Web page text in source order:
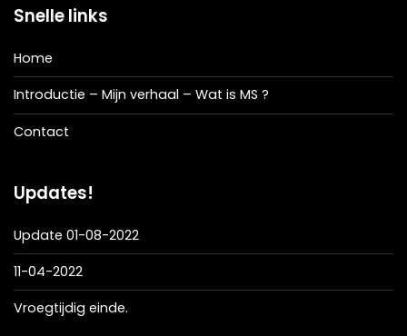
Snelle links
Home
Introductie – Mijn verhaal – Wat is MS ?
Contact
Updates!
Update 01-08-2022
11-04-2022
Vroegtijdig einde.